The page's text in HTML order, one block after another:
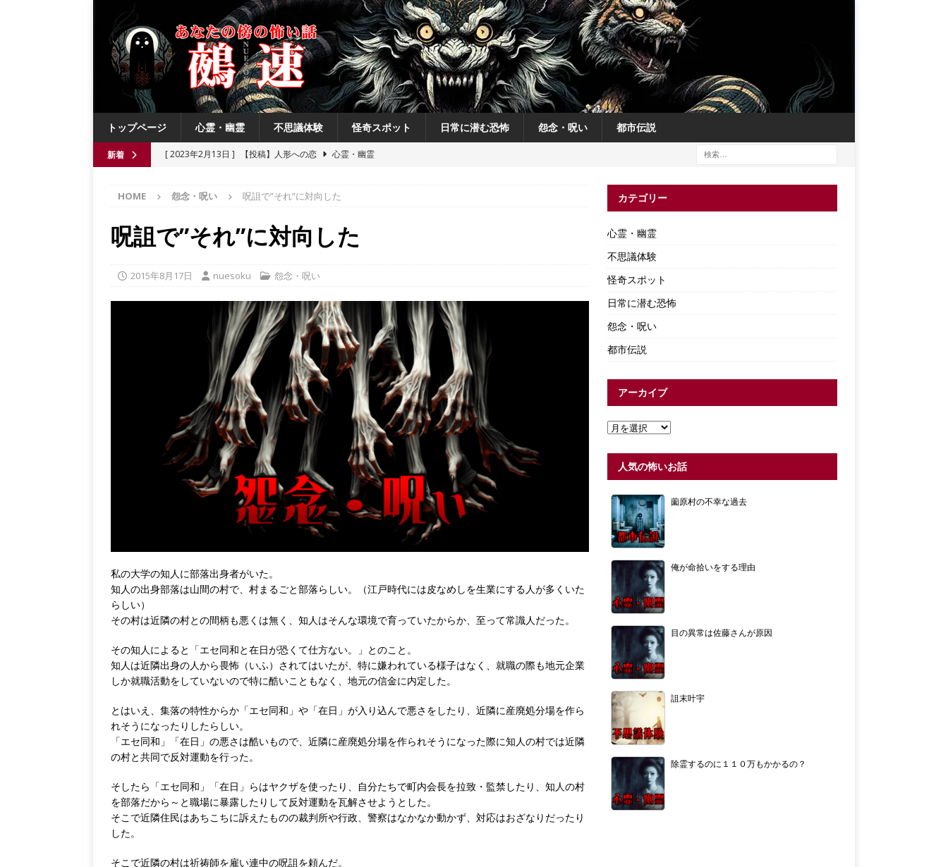
トップページ 心霊・幽霊 不思議体験 怪奇スポット 日常に潜む恐怖 怨念・呪い 都市伝説
新着 [ 2023年2月13日 ] 【投稿】人形への恋
心霊・幽霊
[ 2021年6月13日 ]
チチケゥ
都市伝説
[ 2021年6月13日 ] ニュータウン祟り神
怨念・呪い
[ 2023年4月4日 ]
【投稿】厄祓い 怨念・呪い
HOME 怨念・呪い 呪詛で”それ”に対向した
呪詛で”それ”に対向した
2015年8月17日 nuesoku 怨念・呪い
私の大学の知人に部落出身者がいた。
知人の出身部落は山間の村で、村まるごと部落らしい。（江戸時代には皮なめしを生業にする人が多くいた
らしい）
その村は近隣の村との間柄も悪くは無く、知人はそんな環境で育っていたからか、至って常識人だった。
その知人によると「エセ同和と在日が恐くて仕方ない。」とのこと。
知人は近隣出身の人から畏怖（いふ）されてはいたが、特に嫌われている様子はなく、就職の際も地元企業
しか就職活動をしていないので特に酷いこともなく、地元の信金に内定した。
とはいえ、集落の特性からか「エセ同和」や「在日」が入り込んで悪さをしたり、近隣に産廃処分場を作ら
れそうになったりしたらしい。
「エセ同和」「在日」の悪さは酷いもので、近隣に産廃処分場を作られそうになった際に知人の村では近隣
の村と共同で反対運動を行った。
そしたら「エセ同和」「在日」らはヤクザを使ったり、自分たちで町内会長を拉致・監禁したり、知人の村
を部落だから～と職場に暴露したりして反対運動を瓦解させようとした。
そこで近隣住民はあちこちに訴えたものの裁判所や行政、警察はなかなか動かず、対応はおざなりだったり
した。
そこで近隣の村は祈祷師を雇い連中の呪詛を頼んだ。
カテゴリー
心霊・幽霊
不思議体験
怪奇スポット
日常に潜む恐怖
怨念・呪い
都市伝説
アーカイブ
人気の怖いお話
薗原村の不幸な過去
俺が命拾いをする理由
目の異常は佐藤さんが原因
詛末叶宇
除霊するのに１１０万もかかるの？